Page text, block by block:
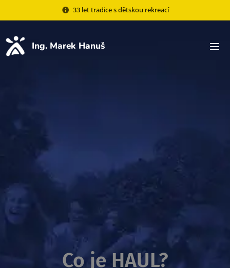
33 let tradice s dětskou rekreací
Ing. Marek Hanuš
Co je HAUL?